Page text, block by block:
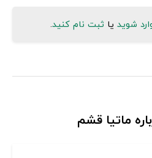
شوید یا ثبت نام کنید.
ماتیا قشم